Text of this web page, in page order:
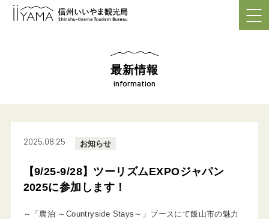
最新情報
information
2025.08.25 お知らせ
【9/25-9/28】ツーリズムEXPOジャパン
2025に参加します！
～「農泊 ～Countryside Stays～」ブースにて飯山市の魅力